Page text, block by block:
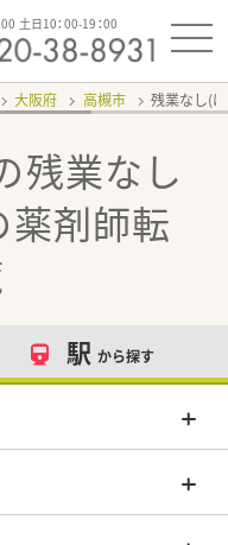
土日10：00-19：00
大阪府 高槻市 残業なし(
残業なし
薬剤師転
駅 から探す